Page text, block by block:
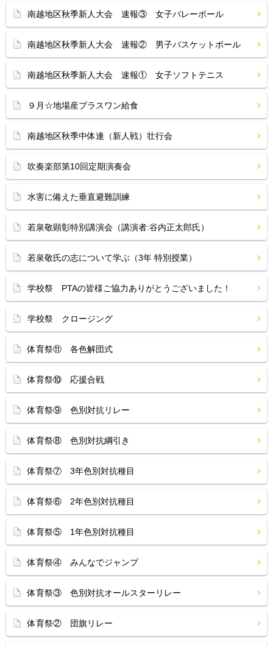
南越地区秋季新人大会 速報③ 女子バレーボール
南越地区秋季新人大会 速報② 男子バスケットボール
南越地区秋季新人大会 速報① 女子ソフトテニス
９月☆地場産プラスワン給食
南越地区秋季中体連（新人戦）壮行会
吹奏楽部第10回定期演奏会
水害に備えた垂直避難訓練
若泉敬顕彰特別講演会（講演者:谷内正太郎氏）
若泉敬氏の志について学ぶ（3年 特別授業）
学校祭 PTAの皆様ご協力ありがとうございました！
学校祭 クロージング
体育祭⑪ 各色解団式
体育祭⑩ 応援合戦
体育祭⑨ 色別対抗リレー
体育祭⑧ 色別対抗綱引き
体育祭⑦ 3年色別対抗種目
体育祭⑥ 2年色別対抗種目
体育祭⑤ 1年色別対抗種目
体育祭④ みんなでジャンプ
体育祭③ 色別対抗オールスターリレー
体育祭② 団旗リレー